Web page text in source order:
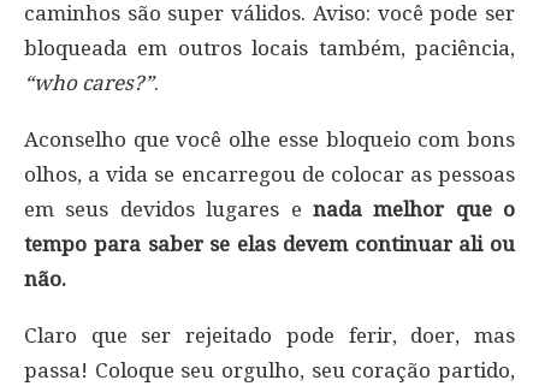
caminhos são super válidos. Aviso: você pode ser
bloqueada em outros locais também, paciência,
“who cares?”.
Aconselho que você olhe esse bloqueio com bons
olhos, a vida se encarregou de colocar as pessoas
em seus devidos lugares e nada melhor que o
tempo para saber se elas devem continuar ali ou
não.
Claro que ser rejeitado pode ferir, doer, mas
passa! Coloque seu orgulho, seu coração partido,